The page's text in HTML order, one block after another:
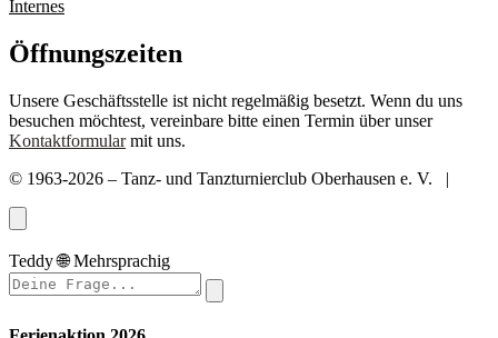
Internes
Öffnungszeiten
Unsere Geschäftsstelle ist nicht regelmäßig besetzt. Wenn du uns
besuchen möchtest, vereinbare bitte einen Termin über unser
Kontaktformularmit uns.
© 1963-2026 – Tanz- und Tanzturnierclub Oberhausen e. V. |
Teddy 🌐Mehrsprachig